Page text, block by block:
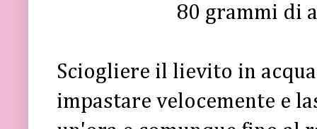
80 grammi di
Sciogliere il lievito in
impastare velocemente e